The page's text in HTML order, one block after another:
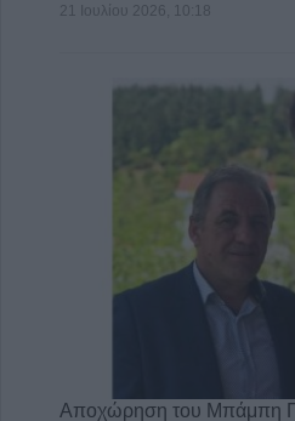
21 Ιουλίου 2026, 10:18
Αποχώρηση του Μπάμπη